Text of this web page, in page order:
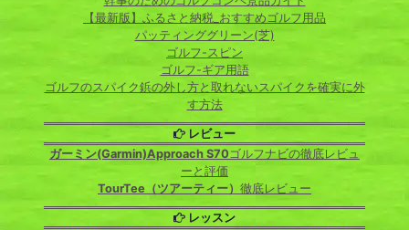
【最新版】ふるさと納税_おすすめゴルフ用品
パッティンググリーン(芝)
ゴルフ-スピン
ゴルフ-ギア用語
ゴルフのスパイク鋲の外し方と取れないスパイクを確実に外
す方法
レビュー
ガーミン(Garmin)Approach S70ゴルフナビの徹底レビュ
ーと評価
TourTee（ツアーティー） 徹底レビュー
レッスン